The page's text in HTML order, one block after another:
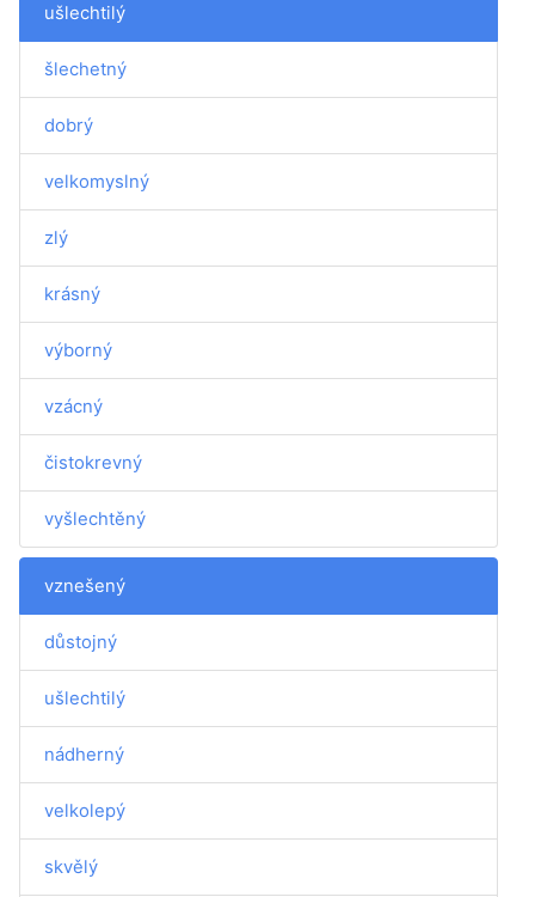
ušlechtilý
šlechetný
dobrý
velkomyslný
zlý
krásný
výborný
vzácný
čistokrevný
vyšlechtěný
vznešený
důstojný
ušlechtilý
nádherný
velkolepý
skvělý